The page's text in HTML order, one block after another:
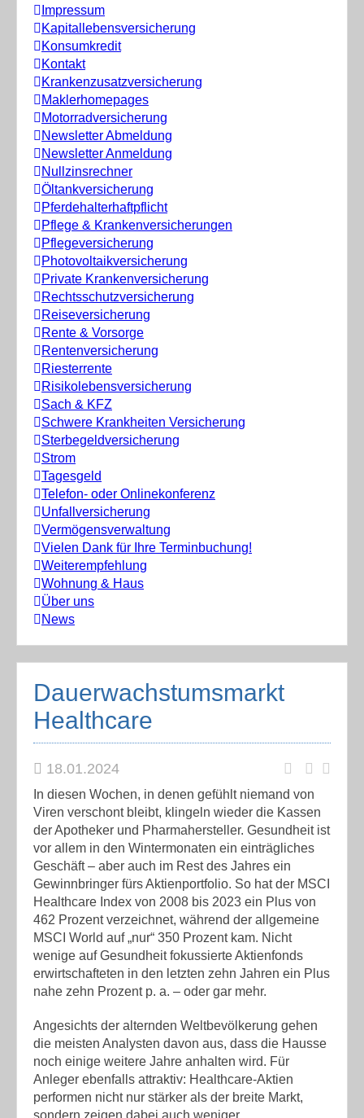
Impressum
Kapitallebensversicherung
Konsumkredit
Kontakt
Krankenzusatzversicherung
Maklerhomepages
Motorradversicherung
Newsletter Abmeldung
Newsletter Anmeldung
Nullzinsrechner
Öltankversicherung
Pferdehalterhaftpflicht
Pflege & Krankenversicherungen
Pflegeversicherung
Photovoltaikversicherung
Private Krankenversicherung
Rechtsschutzversicherung
Reiseversicherung
Rente & Vorsorge
Rentenversicherung
Riesterrente
Risikolebensversicherung
Sach & KFZ
Schwere Krankheiten Versicherung
Sterbegeldversicherung
Strom
Tagesgeld
Telefon- oder Onlinekonferenz
Unfallversicherung
Vermögensverwaltung
Vielen Dank für Ihre Terminbuchung!
Weiterempfehlung
Wohnung & Haus
Über uns
News
Dauerwachstumsmarkt
Healthcare
18.01.2024
In diesen Wochen, in denen gefühlt niemand von
Viren verschont bleibt, klingeln wieder die Kassen
der Apotheker und Pharmahersteller. Gesundheit ist
vor allem in den Wintermonaten ein einträgliches
Geschäft – aber auch im Rest des Jahres ein
Gewinnbringer fürs Aktienportfolio. So hat der MSCI
Healthcare Index von 2008 bis 2023 ein Plus von
462 Prozent verzeichnet, während der allgemeine
MSCI World auf „nur“ 350 Prozent kam. Nicht
wenige auf Gesundheit fokussierte Aktienfonds
erwirtschafteten in den letzten zehn Jahren ein Plus
nahe zehn Prozent p. a. – oder gar mehr.
Angesichts der alternden Weltbevölkerung gehen
die meisten Analysten davon aus, dass die Hausse
noch einige weitere Jahre anhalten wird. Für
Anleger ebenfalls attraktiv: Healthcare-Aktien
performen nicht nur stärker als der breite Markt,
sondern zeigen dabei auch weniger